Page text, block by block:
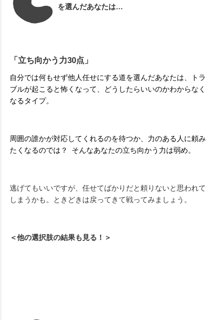
を選んだあなたは…
「立ち向かう力30点」
自分では何もせず他人任せにする道を選んだあなたは、トラ
ブルが起こると怖くなって、どうしたらいいのかわからなく
なるタイプ。
周囲の誰かが対応してくれるのを待つか、力のある人に頼み
たくなるのでは？ そんなあなたの立ち向かう力は弱め。
逃げてもいいですが、 任せてばかりだと頼りないと思われて
しまうかも。
ときどきは戻ってきて戦ってみましょう。
＜他の選択肢の結果も見る！＞